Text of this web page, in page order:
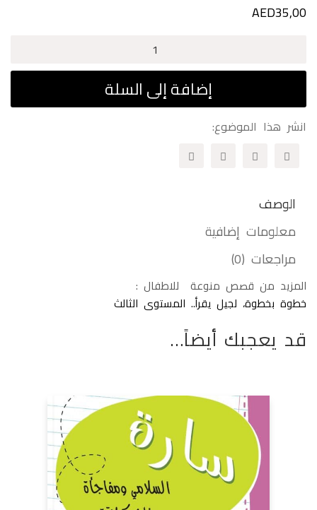
AED35,00
كرة
إضافة إلى السلة
انشر هذا الموضوع:
الوصف
معلومات إضافية
مراجعات (0)
المزيد من قصص منوعة للاطفال :
خطوة بخطوة، لجيل يقرأ.. المستوى الثالث
قد يعجبك أيضاً…